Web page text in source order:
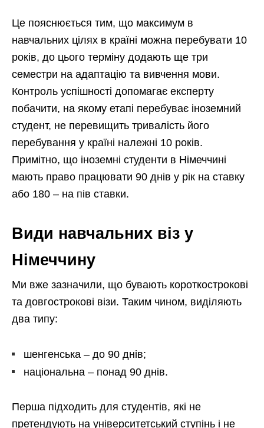
Це пояснюється тим, що максимум в
навчальних цілях в країні можна перебувати 10
років, до цього терміну додають ще три
семестри на адаптацію та вивчення мови.
Контроль успішності допомагає експерту
побачити, на якому етапі перебуває іноземний
студент, не перевищить тривалість його
перебування у країні належні 10 років.
Примітно, що іноземні студенти в Німеччині
мають право працювати 90 днів у рік на ставку
або 180 – на пів ставки.
Види навчальних віз у
Німеччину
Ми вже зазначили, що бувають короткострокові
та довгострокові візи. Таким чином, виділяють
два типу:
шенгенська – до 90 днів;
національна – понад 90 днів.
Перша підходить для студентів, які не
претендують на університетський ступінь і не